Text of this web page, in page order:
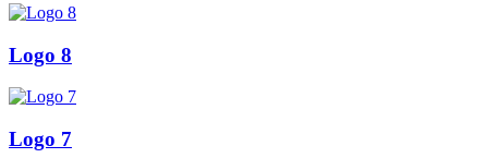
Logo 8
Logo 7